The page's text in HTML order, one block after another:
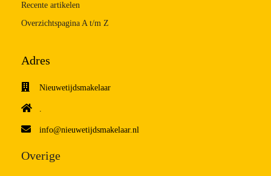
Recente artikelen
Overzichtspagina A t/m Z
Adres
Nieuwetijdsmakelaar
.
info@nieuwetijdsmakelaar.nl
Overige